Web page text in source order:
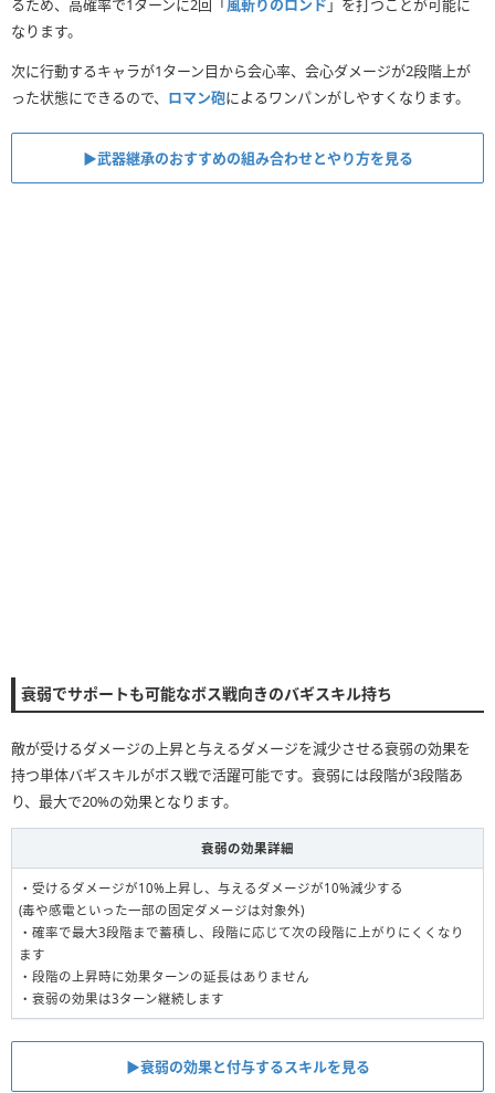
るため、高確率で1ターンに2回「風斬りのロンド 」を打つことが可能に
なります。
次に行動するキャラが1ターン目から会心率、会心ダメージが2段階上が
った状態にできるので、 ロマン砲によるワンパンがしやすくなります。
▶︎武器継承のおすすめの組み合わせとやり方を見る
衰弱でサポートも可能なボス戦向きのバギスキル持ち
敵が受けるダメージの上昇と与えるダメージを減少させる衰弱の効果を
持つ単体バギスキルがボス戦で活躍可能です。衰弱には段階が3段階あ
り、最大で20%の効果となります。
衰弱の効果詳細
・受けるダメージが10%上昇し、与えるダメージが10%減少する
(毒や感電といった一部の固定ダメージは対象外)
・確率で最大3段階まで蓄積し、段階に応じて次の段階に上がりにくくなり
ます
・段階の上昇時に効果ターンの延長はありません
・衰弱の効果は3ターン継続します
▶︎衰弱の効果と付与するスキルを見る